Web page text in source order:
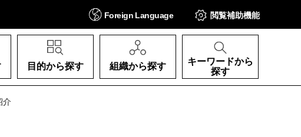
Foreign Language 閲覧補助機能
目的から探す 組織から探す
キーワードから
探す
介